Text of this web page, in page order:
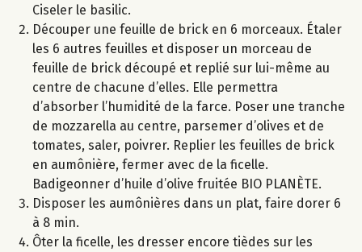
Ciseler le basilic.
Découper une feuille de brick en 6 morceaux. Étaler
les 6 autres feuilles et disposer un morceau de
feuille de brick découpé et replié sur lui-même au
centre de chacune d’elles. Elle permettra
d’absorber l’humidité de la farce. Poser une tranche
de mozzarella au centre, parsemer d’olives et de
tomates, saler, poivrer. Replier les feuilles de brick
en aumônière, fermer avec de la ficelle.
Badigeonner d’huile d’olive fruitée BIO PLANÈTE.
Disposer les aumônières dans un plat, faire dorer 6
à 8 min.
Ôter la ficelle, les dresser encore tièdes sur les